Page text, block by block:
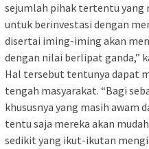
sejumlah pihak tertentu yang
untuk berinvestasi dengan
disertai iming-iming akan
dengan nilai berlipat ganda,”
Hal tersebut tentunya dapat
tengah masyarakat. “Bagi
khususnya yang masih awam
tentu saja mereka akan
sedikit yang ikut-ikutan